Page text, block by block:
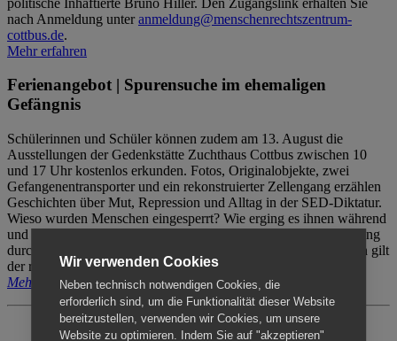
nach Anmeldung unteranmeldung@menschenrechtszentrum-
cottbus.de.
Mehr erfahren
Ferienangebot | Spurensuche im ehemaligen
Gefängnis
Schülerinnen und Schüler können zudem am 13. August die
Ausstellungen der Gedenkstätte Zuchthaus Cottbus zwischen 10
und 17 Uhr kostenlos erkunden. Fotos, Originalobjekte, zwei
Gefangenentransporter und ein rekonstruierter Zellengang erzählen
Geschichten über Mut, Repression und Alltag in der SED-Diktatur.
Wieso wurden Menschen eingesperrt? Wie erging es ihnen während
und nach der Haft? Der Besuch erfolgt individuell ohne Betreuung
durch das Menschenrechtszentrum Cottbus. Für Begleitpersonen gilt
der reguläre Eintritt (8€ / ermäßigt 5€).
Mehr erfahren
Wir verwenden Cookies
Neben technisch notwendigen Cookies, die
erforderlich sind, um die Funktionalität dieser Website
bereitzustellen, verwenden wir Cookies, um unsere
Website zu optimieren. Indem Sie auf "akzeptieren"